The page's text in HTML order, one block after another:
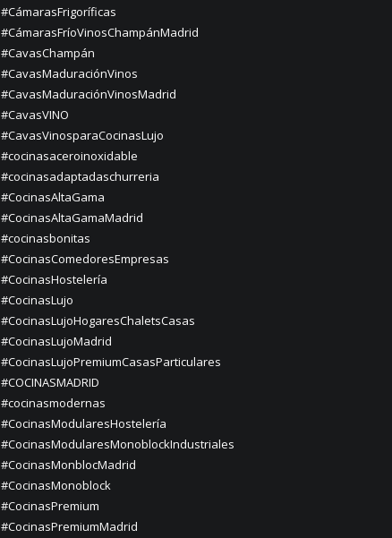
#CámarasFrigoríficas
#CámarasFríoVinosChampánMadrid
#CavasChampán
#CavasMaduraciónVinos
#CavasMaduraciónVinosMadrid
#CavasVINO
#CavasVinosparaCocinasLujo
#cocinasaceroinoxidable
#cocinasadaptadaschurreria
#CocinasAltaGama
#CocinasAltaGamaMadrid
#cocinasbonitas
#CocinasComedoresEmpresas
#CocinasHostelería
#CocinasLujo
#CocinasLujoHogaresChaletsCasas
#CocinasLujoMadrid
#CocinasLujoPremiumCasasParticulares
#COCINASMADRID
#cocinasmodernas
#CocinasModularesHostelería
#CocinasModularesMonoblockIndustriales
#CocinasMonblocMadrid
#CocinasMonoblock
#CocinasPremium
#CocinasPremiumMadrid